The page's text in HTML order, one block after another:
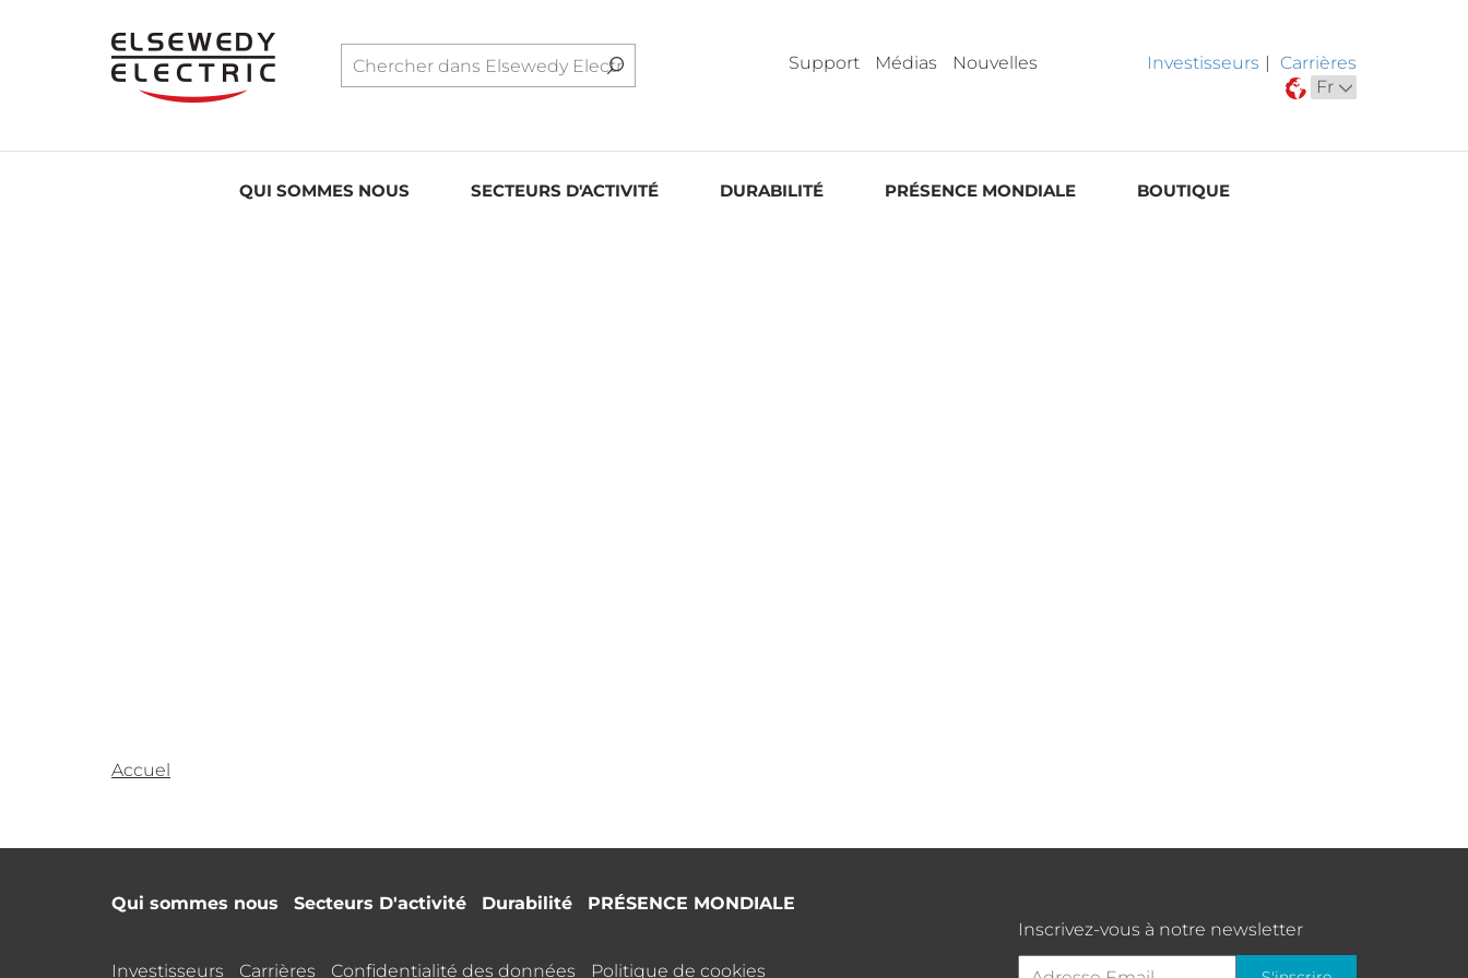
Support Médias Nouvelles Investisseurs | Carrières
QUI SOMMES NOUS SECTEURS D'ACTIVITÉ DURABILITÉ PRÉSENCE MONDIALE BOUTIQUE
Accuel
Qui sommes nous Secteurs D'activité Durabilité PRÉSENCE MONDIALE
Investisseurs Carrières Confidentialité des données Politique de cookies
Inscrivez-vous à notre newsletter